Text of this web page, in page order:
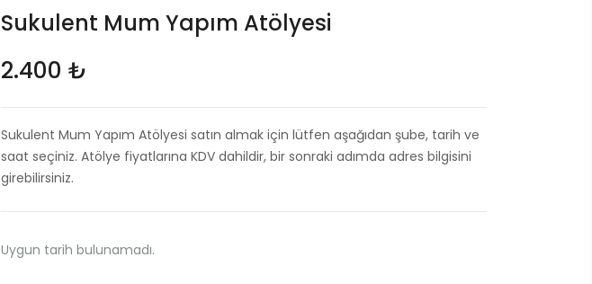
Sukulent Mum Yapım Atölyesi
2.400 ₺
Sukulent Mum Yapım Atölyesi satın almak için lütfen aşağıdan şube, tarih ve
saat seçiniz. Atölye fiyatlarına KDV dahildir, bir sonraki adımda adres bilgisini
girebilirsiniz.
Uygun tarih bulunamadı.